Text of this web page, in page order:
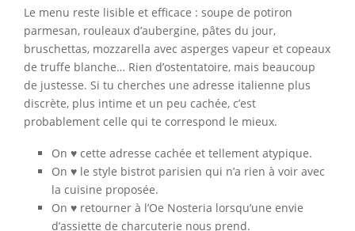
Le menu reste lisible et efficace : soupe de potiron
parmesan, rouleaux d’aubergine, pâtes du jour,
bruschettas, mozzarella avec asperges vapeur et copeaux
de truffe blanche… Rien d’ostentatoire, mais beaucoup
de justesse. Si tu cherches une adresse italienne plus
discrète, plus intime et un peu cachée, c’est
probablement celle qui te correspond le mieux.
On ♥ cette adresse cachée et tellement atypique.
On ♥ le style bistrot parisien qui n’a rien à voir avec
la cuisine proposée.
On ♥ retourner à l’Oe Nosteria lorsqu’une envie
d’assiette de charcuterie nous prend.